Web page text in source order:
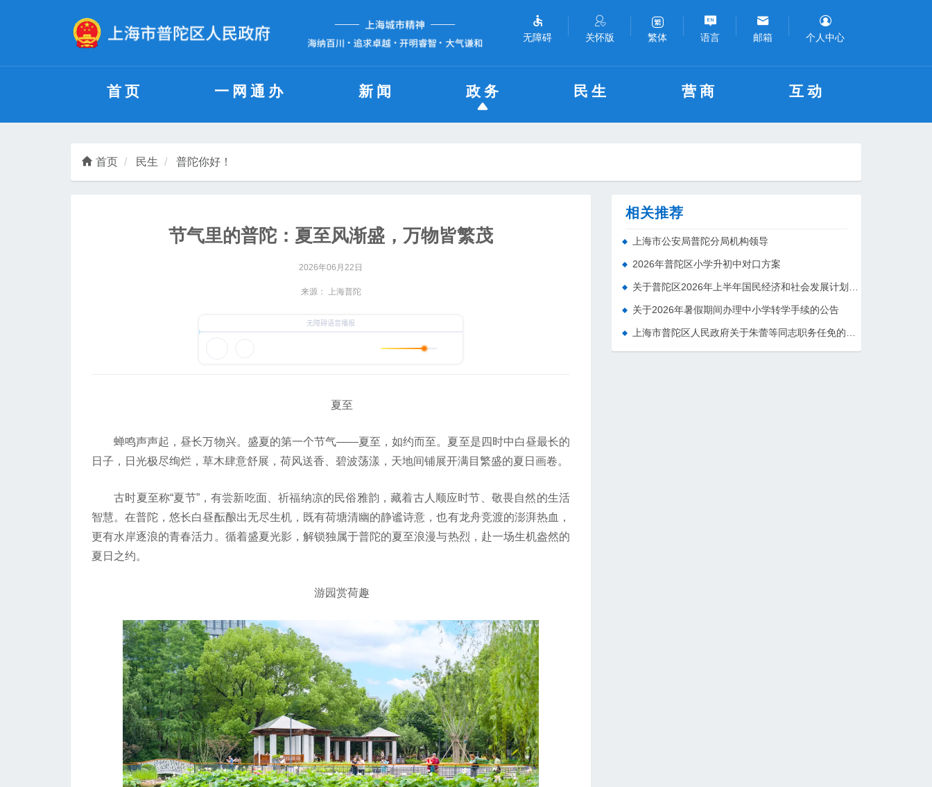
无障碍 关怀版 繁体 语言 邮箱 个人中心
首页 一网通办 新闻 政务 民生 营商 互动
首页 民生 普陀你好！
节气里的普陀：夏至风渐盛，万物皆繁茂
2026年06月22日
来源： 上海普陀
夏至
蝉鸣声声起，昼长万物兴。盛夏的第一个节气——夏至，如约而至。夏至是四时中白昼最长的
日子，日光极尽绚烂，草木肆意舒展，荷风送香、碧波荡漾，天地间铺展开满目繁盛的夏日画卷。
古时夏至称“夏节”，有尝新吃面、祈福纳凉的民俗雅韵，藏着古人顺应时节、敬畏自然的生活
智慧。在普陀，悠长白昼酝酿出无尽生机，既有荷塘清幽的静谧诗意，也有龙舟竞渡的澎湃热血，
更有水岸逐浪的青春活力。循着盛夏光影，解锁独属于普陀的夏至浪漫与热烈，赴一场生机盎然的
夏日之约。
游园赏荷趣
相关推荐
上海市公安局普陀分局机构领导
2026年普陀区小学升初中对口方案
关于2026年暑假期间办理中小学转学手续的公告